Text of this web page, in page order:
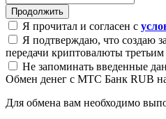
Я прочитал и согласен с
Я подтверждаю, что создаю
передачи криптовалюты
Не запоминать введенные
Обмен денег с МТС Банк RUB
Для обмена вам необходимо